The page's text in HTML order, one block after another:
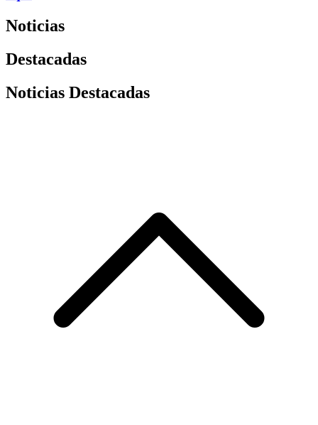
Noticias
Destacadas
Noticias Destacadas